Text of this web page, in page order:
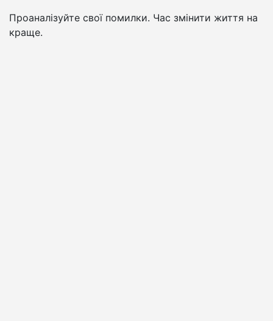
Проаналізуйте свої помилки. Час змінити життя на
краще.